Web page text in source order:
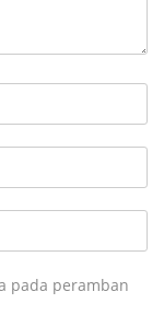
pada peramban